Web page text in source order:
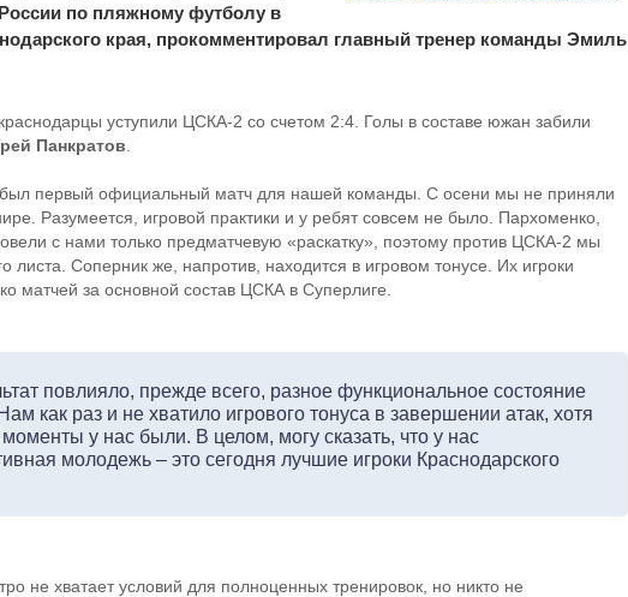
по пляжному футболу в
края, прокомментировал главный тренер команды Эмиль
уступили ЦСКА-2 со счетом 2:4. Голы в составе южан забили
Панкратов
был первый официальный матч для нашей команды. С осени мы не приняли
Разумеется, игровой практики и у ребят совсем не было. Пархоменко,
с нами только предматчевую «раскатку», поэтому против ЦСКА-2 мы
листа. Соперник же, напротив, находится в игровом тонусе. Их игроки
матчей за основной состав ЦСКА в Суперлиге.
повлияло, прежде всего, разное функциональное состояние
как раз и не хватило игрового тонуса в завершении атак, хотя
у нас были. В целом, могу сказать, что у нас
молодежь – это сегодня лучшие игроки Краснодарского
не хватает условий для полноценных тренировок, но никто не